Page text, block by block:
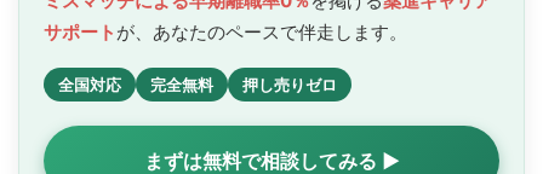
サポート が、あなたのペースで伴走します。
全国対応 完全無料 押し売りゼロ
まずは無料で相談してみる ▶